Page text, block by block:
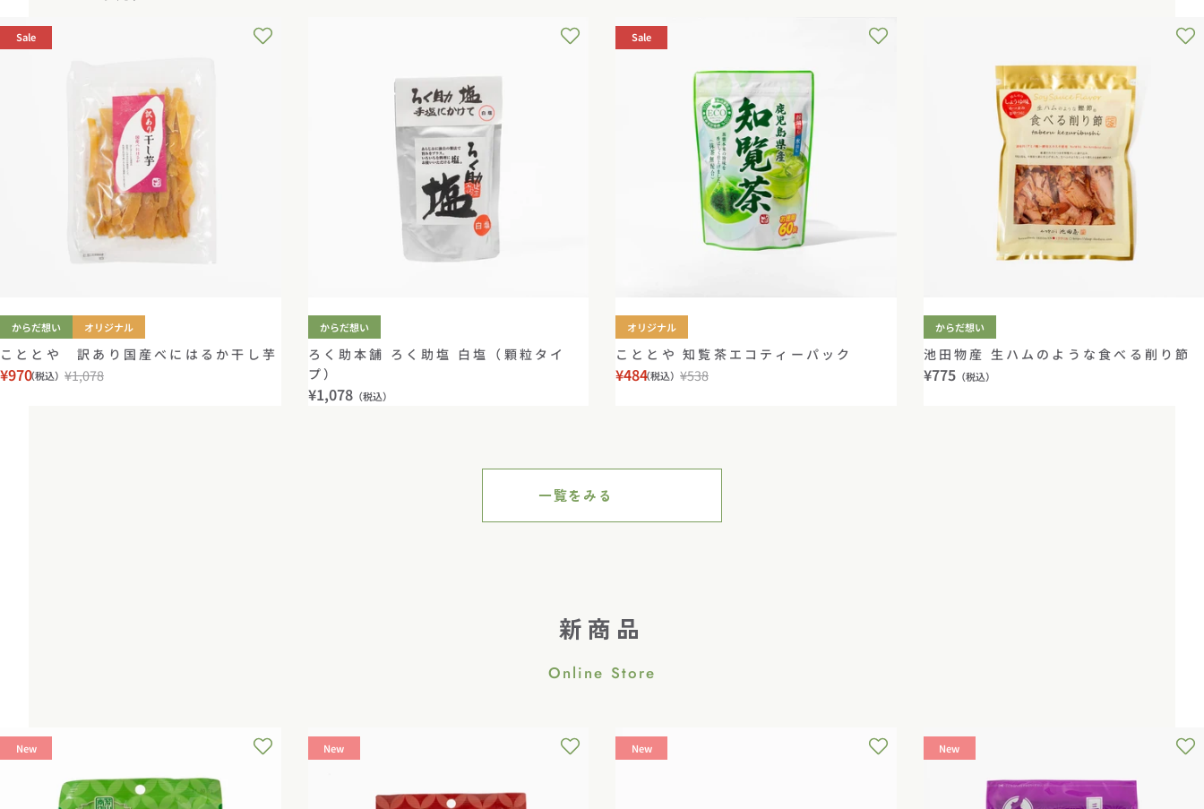
Sale
からだ想い オリジナル
こととや 訳あり国産べにはるか干し芋
セ
¥970（税込）
通
¥1,078
からだ想い
ろく助本舗 ろく助塩 白塩（顆粒タイ
プ）
通
¥1,078（税込）
Sale
オリジナル
こととや 知覧茶エコティーパック
セ
格
¥484（税込）
通
¥538
からだ想い
池田物産 生ハムのような食べる削り節
通
¥775（税込）
一覧をみる
新商品
Online Store
New New New New